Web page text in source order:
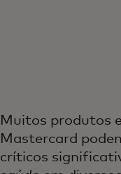
Muitos produtos
Mastercard
críticos